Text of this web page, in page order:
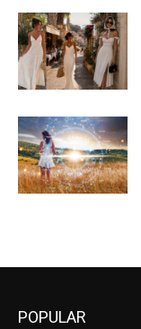
POPULAR